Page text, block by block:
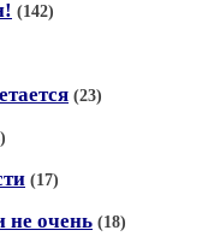
(142)
(23)
(17)
не очень (18)